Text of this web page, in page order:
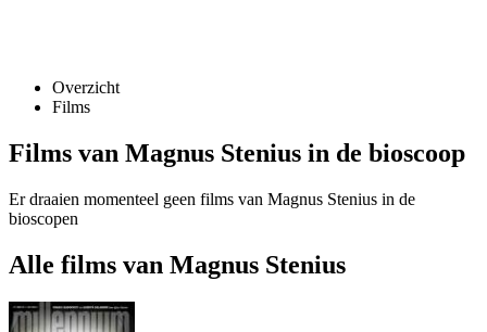
Overzicht
Films
Films van Magnus Stenius in de bioscoop
Er draaien momenteel geen films van Magnus Stenius in de
bioscopen
Alle films van Magnus Stenius